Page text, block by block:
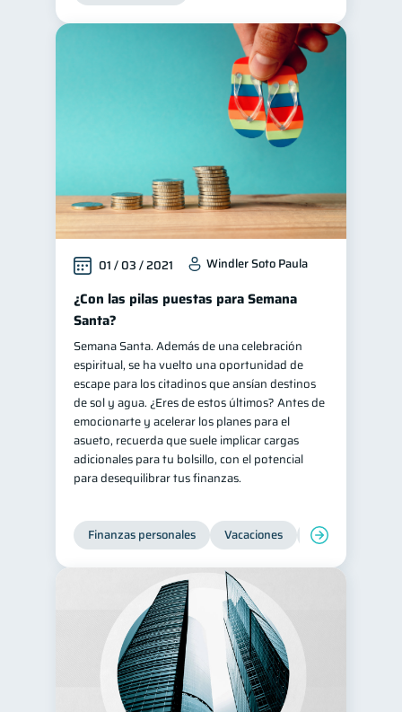
01 / 03 / 2021 Windler Soto Paula
¿Con las pilas puestas para Semana
Santa?
Semana Santa. Además de una celebración
espiritual, se ha vuelto una oportunidad de
escape para los citadinos que ansían destinos
de sol y agua. ¿Eres de estos últimos? Antes de
emocionarte y acelerar los planes para el
asueto, recuerda que suele implicar cargas
adicionales para tu bolsillo, con el potencial
para desequilibrar tus finanzas.
Finanzas personales Vacaciones Organización